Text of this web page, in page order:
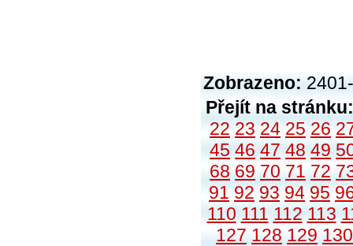
Zobrazeno:
Přejít na stránku:
22 23 24 25 26
45 46 47 48 49
68 69 70 71 72
91 92 93 94 95
110 111 112 113
127 128 129 130